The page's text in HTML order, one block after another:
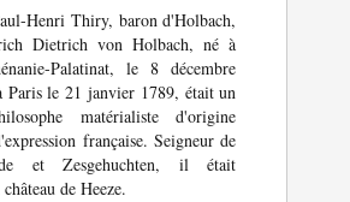
Henri Thiry, baron d'Holbach,
Dietrich von Holbach, né à
Palatinat, le 8 décembre
Paris le 21 janvier 1789, était un
matérialiste d'origine
française. Seigneur de
et Zesgehuchten, il était
de Heeze.